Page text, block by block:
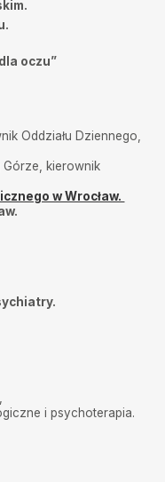
oczu”
Oddziału Dziennego,
kierownik
w Wrocław.
i psychoterapia.